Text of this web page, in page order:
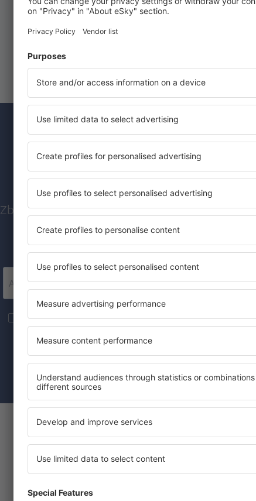
Rezervă un
Explorează
Abonații la newsletter
mult cu mai
Zboruri ieftine, city break-uri, vacanțe –
tuturor.
Trimitem doar ce e mai bun, pe
Mai multe călătorii la prețuri avantajoase în newsletter-ul
materiale informaționale (sub formă de newsletter) de la eSky.pl
furnizat-o.
Prin bifarea căsuței de mai sus, furnizarea adresei de e-mail și
Descarcă aplicația noastră
și organizează-ţi convenabil